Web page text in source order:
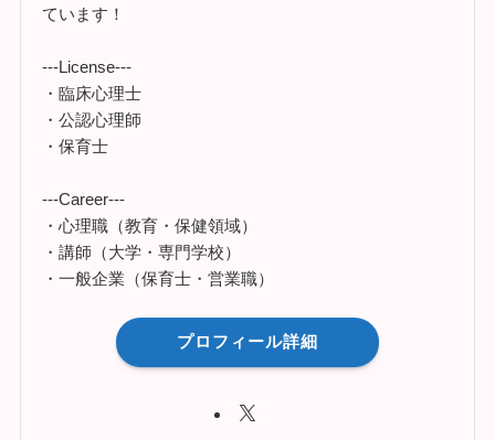
ています！
---License---
・臨床心理士
・公認心理師
・保育士
---Career---
・心理職（教育・保健領域）
・講師（大学・専門学校）
・一般企業（保育士・営業職）
プロフィール詳細